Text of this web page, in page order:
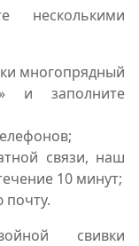
многопрядный
и заполните
связи, наш
10 минут;
свивки